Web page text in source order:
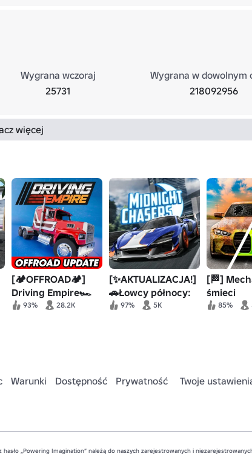
Wygrana wczoraj
25731
Wygrana w dowolnym
218092956
więcej
[🏕️OFFROAD🏕️]
Driving Empire🏎️
Wyścigi
93% 28.2K
[✨AKTUALIZACJA!]
🚗Łowcy północy:
Wyścigi na
97% 5K
[🏁]
śmieci
85%
Warunki Dostępność Prywatność
Twoje
„Powering Imagination” należą do naszych zarejestrowanych i